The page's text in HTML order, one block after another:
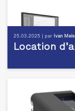
25.03.2025 | par Ivan
Location